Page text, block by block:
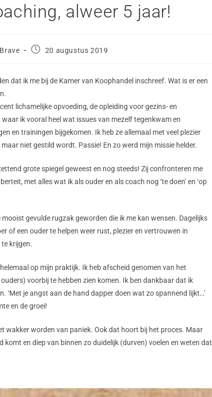
alweer 5 jaar!
20 augustus 2019
dat ik me bij de Kamer van Koophandel inschreef. Wat is er een
lichamelijke opvoeding, de opleiding voor gezins- en
ik vooral heel wat issues van mezelf tegenkwam en
en trainingen bijgekomen. Ik heb ze allemaal met veel plezier
niet gestild wordt. Passie! En zo werd mijn missie helder.
grote spiegel geweest en nog steeds! Zij confronteren me
met alles wat ik als ouder en als coach nog ‘te doen’ en ‘op
gevulde rugzak geworden die ik me kan wensen. Dagelijks
of een ouder te helpen weer rust, plezier en vertrouwen in
krijgen.
op mijn praktijk. Ik heb afscheid genomen van het
voorbij te hebben zien komen. Ik ben dankbaar dat ik
‘Met je angst aan de hand dapper doen wat zo spannend lijkt…’
en de groei!
wakker worden van paniek. Ook dat hoort bij het proces. Maar
en diep van binnen zo duidelijk (durven) voelen en weten dat